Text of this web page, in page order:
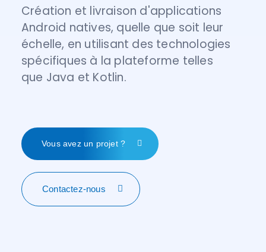
Création et livraison d'applications
Android natives, quelle que soit leur
échelle, en utilisant des technologies
spécifiques à la plateforme telles
que Java et Kotlin.
Vous avez un projet ?
Contactez-nous